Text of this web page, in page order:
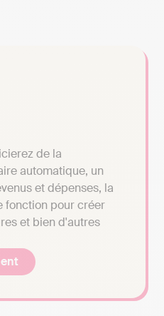
de la
automatique, un
et dépenses, la
fonction pour créer
et bien d'autres